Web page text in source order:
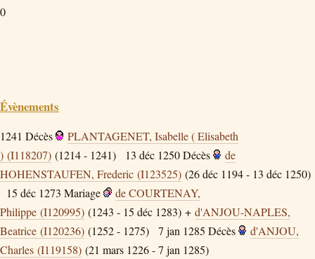
0
Évènements
1241 Décès
PLANTAGENET, Isabelle ( Elisabeth
) (I118207) (1214 - 1241) 13 déc 1250Décès
de
HOHENSTAUFEN, Frederic (I123525) (26 déc 1194 - 13 déc 1250)
15 déc 1273 Mariage
de COURTENAY,
Philippe (I120995) (1243 - 15 déc 1283) + d'ANJOU-NAPLES,
Beatrice (I120236) (1252 - 1275) 7 jan 1285 Décès
d'ANJOU,
Charles (I119158) (21 mars 1226 - 7 jan 1285)